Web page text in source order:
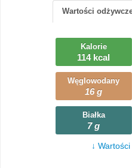
Wczytywanie
Przyprawy i
Ryby i
Wczytywanie
Słodycze,
Wczytywanie
Warzywa
Wczytywanie
Wczytywanie
Zupy
Wartości
Kalorie
114 kcal
Węglowodany
16 g
Białka
7 g
↓